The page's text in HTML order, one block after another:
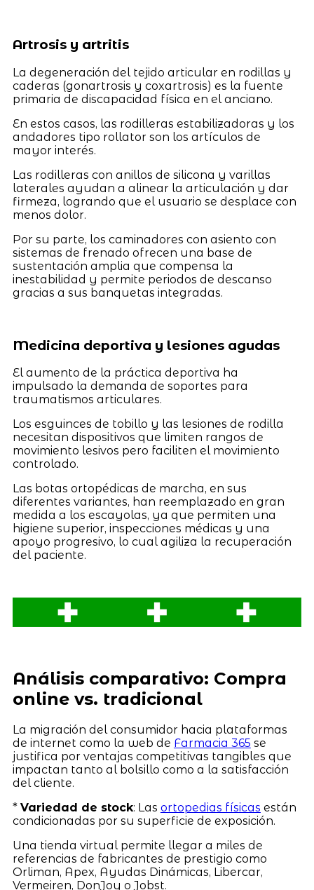
Artrosis y artritis
La degeneración del tejido articular en rodillas y
caderas (gonartrosis y coxartrosis) es la fuente
primaria de discapacidad física en el anciano.
En estos casos, las rodilleras estabilizadoras y los
andadores tipo rollator son los artículos de
mayor interés.
Las rodilleras con anillos de silicona y varillas
laterales ayudan a alinear la articulación y dar
firmeza, logrando que el usuario se desplace con
menos dolor.
Por su parte, los caminadores con asiento con
sistemas de frenado ofrecen una base de
sustentación amplia que compensa la
inestabilidad y permite periodos de descanso
gracias a sus banquetas integradas.
Medicina deportiva y lesiones agudas
El aumento de la práctica deportiva ha
impulsado la demanda de soportes para
traumatismos articulares.
Los esguinces de tobillo y las lesiones de rodilla
necesitan dispositivos que limiten rangos de
movimiento lesivos pero faciliten el movimiento
controlado.
Las botas ortopédicas de marcha, en sus
diferentes variantes, han reemplazado en gran
medida a los escayolas, ya que permiten una
higiene superior, inspecciones médicas y una
apoyo progresivo, lo cual agiliza la recuperación
del paciente.
Análisis comparativo: Compra
online vs. tradicional
La migración del consumidor hacia plataformas
de internet como la web de Farmacia 365 se
justifica por ventajas competitivas tangibles que
impactan tanto al bolsillo como a la satisfacción
del cliente.
* Variedad de stock: Las ortopedias físicas están
condicionadas por su superficie de exposición.
Una tienda virtual permite llegar a miles de
referencias de fabricantes de prestigio como
Orliman, Apex, Ayudas Dinámicas, Libercar,
Vermeiren, DonJoy o Jobst.